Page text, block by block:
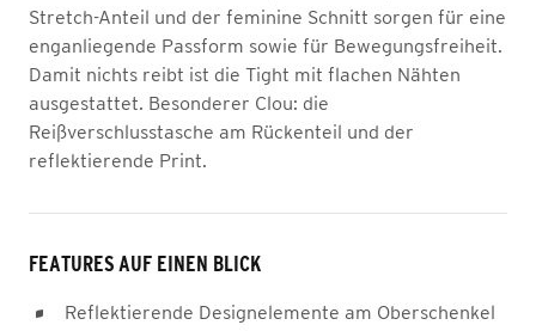
Stretch-Anteil und der feminine Schnitt sorgen für eine
enganliegende Passform sowie für Bewegungsfreiheit.
Damit nichts reibt ist die Tight mit flachen Nähten
ausgestattet. Besonderer Clou: die
Reißverschlusstasche am Rückenteil und der
reflektierende Print.
FEATURES AUF EINEN BLICK
Reflektierende Designelemente am Oberschenkel